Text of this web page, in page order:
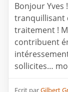
Bonjour Yves
tranquillisant
traitement !
contribuent
sollicites…
Ecrit parGilbert